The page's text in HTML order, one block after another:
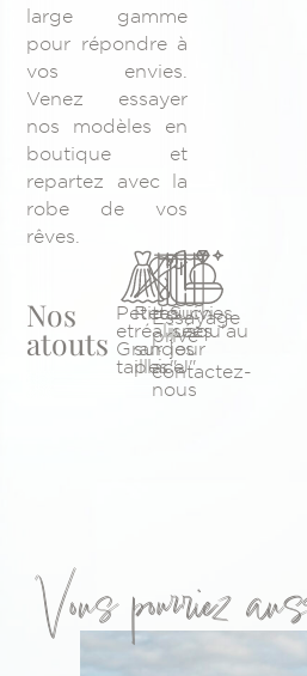
large gamme
pour répondre à
vos envies.
Venez essayer
nos modèles en
boutique et
repartez avec la
robe de vos
rêves.
Nos
atouts
Petites
et
Grandes
tailles
Retouches
réalisées
sur
place
Essayage
privé
:
contactez-
nous
Suivi
jusqu'au
jour
"J"
Vous pourriez